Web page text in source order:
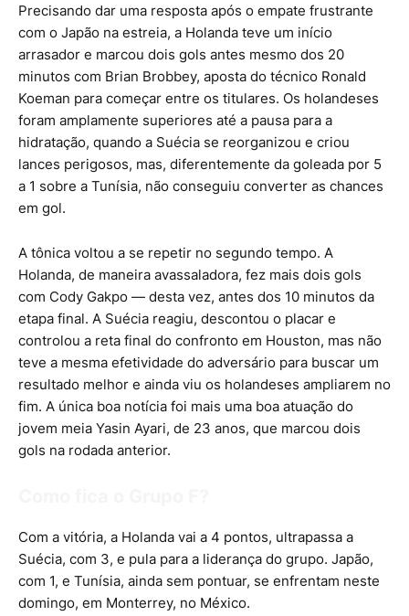
Precisando dar uma resposta após o empate frustrante
com o Japão na estreia, a Holanda teve um início
arrasador e marcou dois gols antes mesmo dos 20
minutos com Brian Brobbey, aposta do técnico Ronald
Koeman para começar entre os titulares. Os holandeses
foram amplamente superiores até a pausa para a
hidratação, quando a Suécia se reorganizou e criou
lances perigosos, mas, diferentemente da goleada por 5
a 1 sobre a Tunísia, não conseguiu converter as chances
em gol.
A tônica voltou a se repetir no segundo tempo. A
Holanda, de maneira avassaladora, fez mais dois gols
com Cody Gakpo — desta vez, antes dos 10 minutos da
etapa final. A Suécia reagiu, descontou o placar e
controlou a reta final do confronto em Houston, mas não
teve a mesma efetividade do adversário para buscar um
resultado melhor e ainda viu os holandeses ampliarem no
fim. A única boa notícia foi mais uma boa atuação do
jovem meia Yasin Ayari, de 23 anos, que marcou dois
gols na rodada anterior.
Com a vitória, a Holanda vai a 4 pontos, ultrapassa a
Suécia, com 3, e pula para a liderança do grupo. Japão,
com 1, e Tunísia, ainda sem pontuar, se enfrentam neste
domingo, em Monterrey, no México.